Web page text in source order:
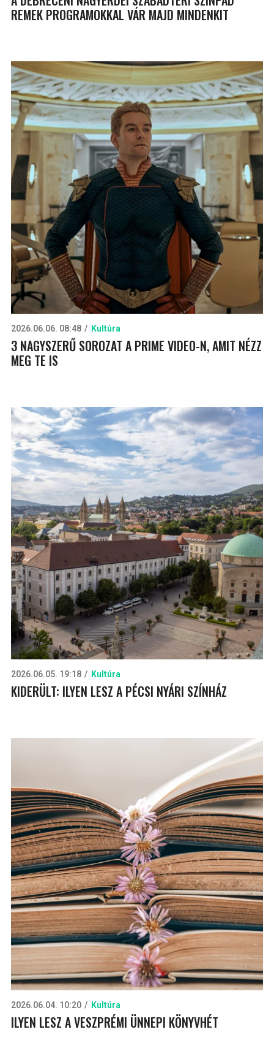
REMEK PROGRAMOKKAL VÁR MAJD MINDENKIT
2026.06.06. 08:48 Kultúra
3 NAGYSZERŰ SOROZAT A PRIME VIDEO-N, AMIT NÉZZ
MEG TE IS
2026.06.05. 19:18 Kultúra
KIDERÜLT: ILYEN LESZ A PÉCSI NYÁRI SZÍNHÁZ
2026.06.04. 10:20 Kultúra
ILYEN LESZ A VESZPRÉMI ÜNNEPI KÖNYVHÉT